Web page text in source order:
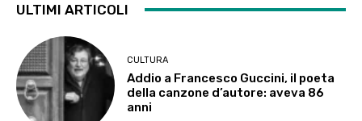
ULTIMI ARTICOLI
CULTURA
Addio a Francesco Guccini, il poeta
della canzone d’autore: aveva 86
anni